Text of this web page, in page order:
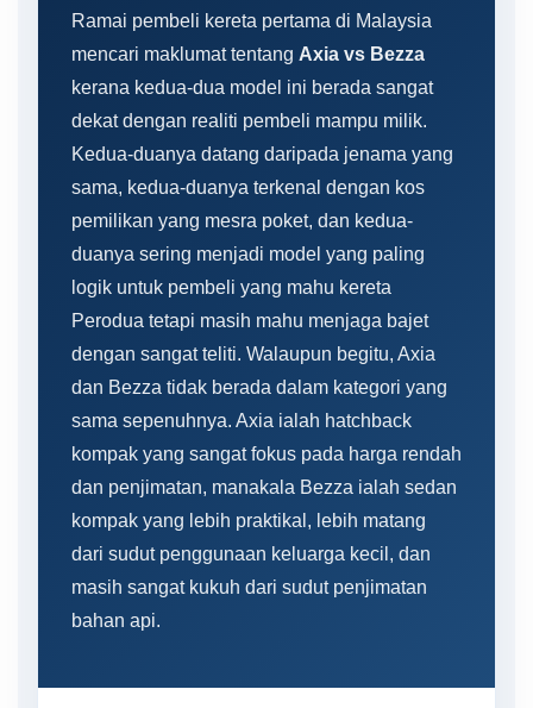
Ramai pembeli kereta pertama di Malaysia
mencari maklumat tentang Axia vs Bezza
kerana kedua-dua model ini berada sangat
dekat dengan realiti pembeli mampu milik.
Kedua-duanya datang daripada jenama yang
sama, kedua-duanya terkenal dengan kos
pemilikan yang mesra poket, dan kedua-
duanya sering menjadi model yang paling
logik untuk pembeli yang mahu kereta
Perodua tetapi masih mahu menjaga bajet
dengan sangat teliti. Walaupun begitu, Axia
dan Bezza tidak berada dalam kategori yang
sama sepenuhnya. Axia ialah hatchback
kompak yang sangat fokus pada harga rendah
dan penjimatan, manakala Bezza ialah sedan
kompak yang lebih praktikal, lebih matang
dari sudut penggunaan keluarga kecil, dan
masih sangat kukuh dari sudut penjimatan
bahan api.